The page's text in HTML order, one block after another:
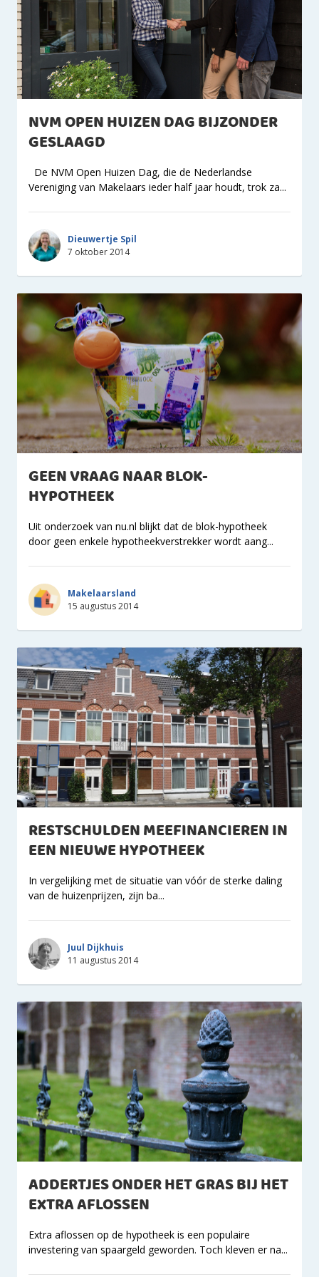
NVM OPEN HUIZEN DAG BIJZONDER
GESLAAGD
De NVM Open Huizen Dag, die de Nederlandse
Vereniging van Makelaars ieder half jaar houdt, trok za...
Dieuwertje Spil
7 oktober 2014
GEEN VRAAG NAAR BLOK-
HYPOTHEEK
Uit onderzoek van nu.nl blijkt dat de blok-hypotheek
door geen enkele hypotheekverstrekker wordt aang...
Makelaarsland
15 augustus 2014
RESTSCHULDEN MEEFINANCIEREN IN
EEN NIEUWE HYPOTHEEK
In vergelijking met de situatie van vóór de sterke daling
van de huizenprijzen, zijn ba...
Juul Dijkhuis
11 augustus 2014
ADDERTJES ONDER HET GRAS BIJ HET
EXTRA AFLOSSEN
Extra aflossen op de hypotheek is een populaire
investering van spaargeld geworden. Toch kleven er na...